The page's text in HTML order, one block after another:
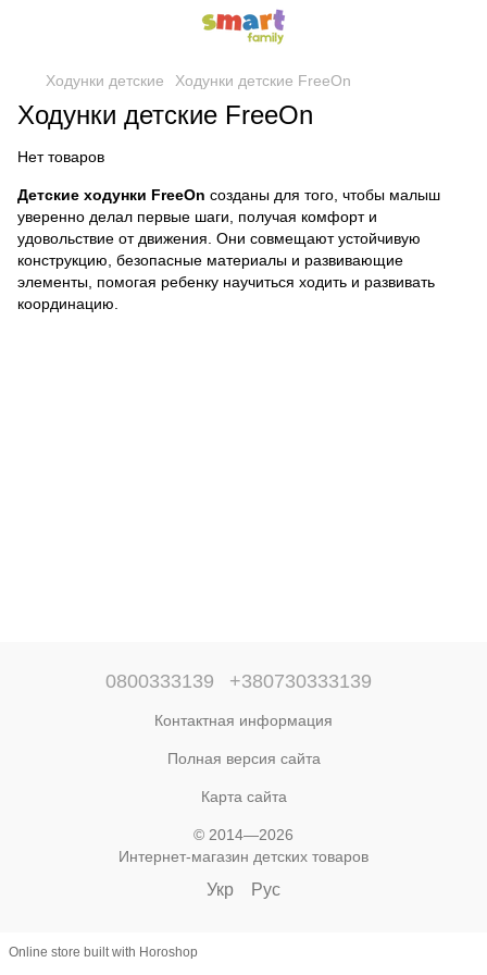
Ходунки детские Ходунки детские FreeOn
Ходунки детские FreeOn
Нет товаров
Детские ходунки FreeOn созданы для того, чтобы малыш
уверенно делал первые шаги, получая комфорт и
удовольствие от движения. Они совмещают устойчивую
конструкцию, безопасные материалы и развивающие
элементы, помогая ребенку научиться ходить и развивать
координацию.
0800333139 +380730333139
Контактная информация
Полная версия сайта
Карта сайта
© 2014—2026
Интернет-магазин детских товаров
Укр Рус
Online store built with Horoshop